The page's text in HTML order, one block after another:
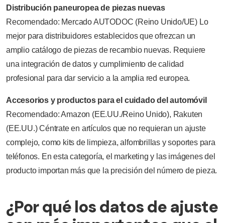
Distribución paneuropea de piezas nuevas
Recomendado: Mercado AUTODOC (Reino Unido/UE) Lo
mejor para distribuidores establecidos que ofrezcan un
amplio catálogo de piezas de recambio nuevas. Requiere
una integración de datos y cumplimiento de calidad
profesional para dar servicio a la amplia red europea.
Accesorios y productos para el cuidado del automóvil
Recomendado: Amazon (EE.UU./Reino Unido), Rakuten
(EE.UU.) Céntrate en artículos que no requieran un ajuste
complejo, como kits de limpieza, alfombrillas y soportes para
teléfonos. En esta categoría, el marketing y las imágenes del
producto importan más que la precisión del número de pieza.
¿Por qué los datos de ajuste